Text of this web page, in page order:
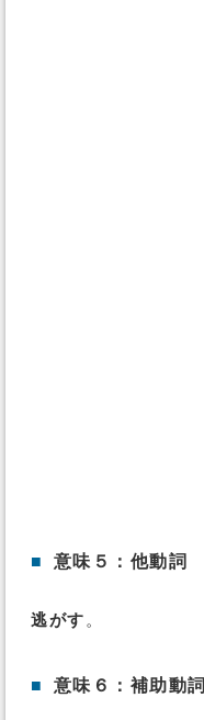
■ 意味５：他動詞
逃がす 。
■ 意味６：補助動詞